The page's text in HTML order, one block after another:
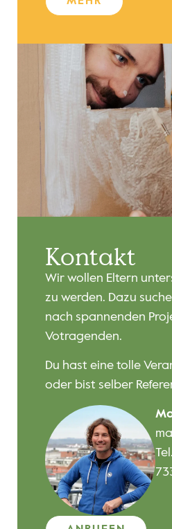
Kontakt
Wir wollen Eltern
zu werden. Dazu
nach spannenden
Votragenden.
Du hast eine tolle
oder bist selber